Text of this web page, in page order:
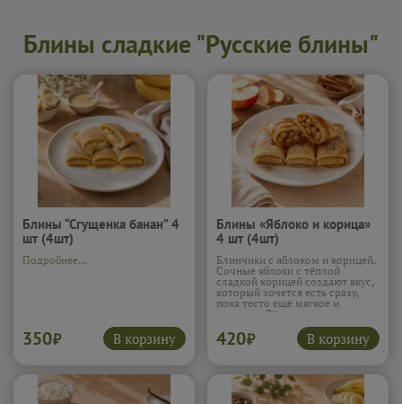
Блины сладкие "Русские блины"
Блины “Сгущенка банан” 4
шт (4шт)
Подробнее...
350₽ В корзину
Блины «Яблоко и корица»
4 шт (4шт)
Блинчики с яблоком и корицей.
Сочные яблоки с тёплой
сладкой корицей создают вкус,
который хочется есть сразу,
пока тесто ещё мягкое и
румяное. Лёгкая сладость и
пряная нотка делают их по
настоящему комфортной едой.
Подробнее...
420₽ В корзину